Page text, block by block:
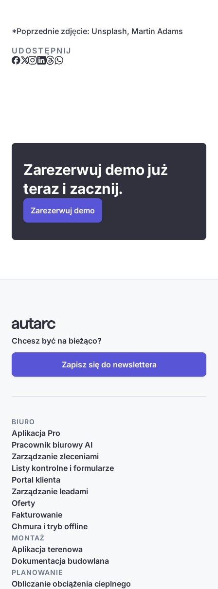
*Poprzednie zdjęcie: Unsplash, Martin Adams
UDOSTĘPNIJ
Zarezerwuj demo już
teraz i zacznij.
Zarezerwuj demo
Chcesz być na bieżąco?
Zapisz się do newslettera
BIURO
Aplikacja Pro
Pracownik biurowy AI
Zarządzanie zleceniami
Listy kontrolne i formularze
Portal klienta
Zarządzanie leadami
Oferty
Fakturowanie
Chmura i tryb offline
MONTAŻ
Aplikacja terenowa
Dokumentacja budowlana
PLANOWANIE
Obliczanie obciążenia cieplnego